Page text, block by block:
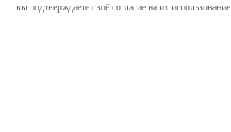
вы подтверждаете своё согласие на их использование.